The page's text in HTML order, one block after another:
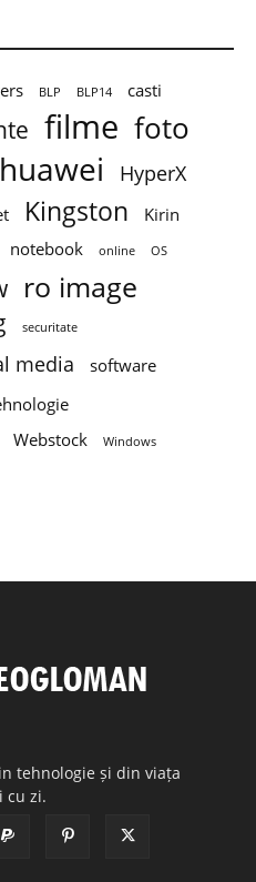
BLP BLP14 casti
filme foto
huawei HyperX
Kingston
Kirin
notebook online OS
ro image
securitate
media software
Webstock Windows
tehnologie și din viața
cu zi.